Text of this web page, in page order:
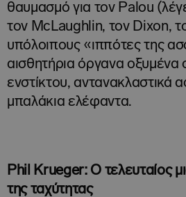
θαυμασμό για τον Palou
τον McLaughlin, τον Dixon,
υπόλοιπους «ιππότες της
αισθητήρια όργανα οξυμένα
ενστίκτου, αντανακλαστικά
μπαλάκια ελέφαντα.
Phil Krueger: Ο τελευταίος
της ταχύτητας